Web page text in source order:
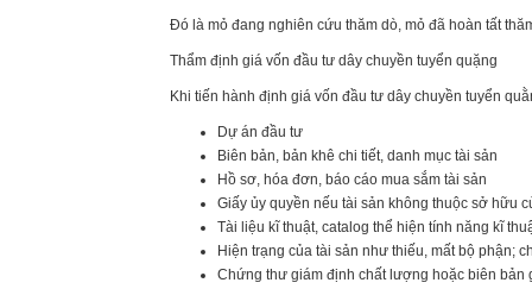
Đó là mỏ đang nghiên cứu thăm dò, mỏ đã hoàn tất
Thẩm định giá vốn đầu tư dây chuyền tuyển quặng
Khi tiến hành định giá vốn đầu tư dây chuyền tuyển
Dự án đầu tư
Biên bản, bản khê chi tiết, danh mục tài sản
Hồ sơ, hóa đơn, báo cáo mua sắm tài sản
Giấy ủy quyền nếu tài sản không thuộc sở hữu
Tài liệu kĩ thuật, catalog thể hiện tính năng kĩ
Hiện trạng của tài sản như thiếu, mất bộ phận;
Chứng thư giám định chất lượng hoặc biên bản